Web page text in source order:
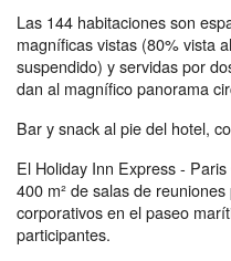
Las 144 habitaciones son
magníficas vistas (80% vista
suspendido) y servidas por
dan al magnífico panorama
Bar y snack al pie del hotel,
El Holiday Inn Express -
400 m² de salas de
corporativos en el paseo
participantes.